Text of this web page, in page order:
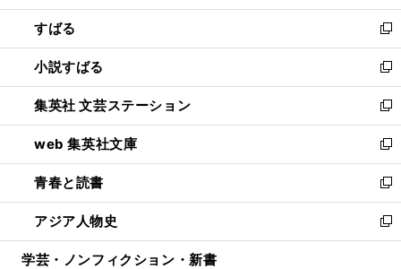
開
く
ウ
で
開
く
ン
ド
ウ
で
開
く
すばる
新
し
い
ウ
ィ
ン
ド
ウ
で
開
く
小説すばる
新
し
い
ウ
ィ
ン
ド
ウ
で
開
集英社 文芸ステーション
新
し
い
ウ
ィ
ン
ド
ウ
web 集英社文庫
新
し
い
ウ
ィ
ン
青春と読書
新
し
い
ウ
アジア人物史
新
し
学芸・ノンフィクション・新書